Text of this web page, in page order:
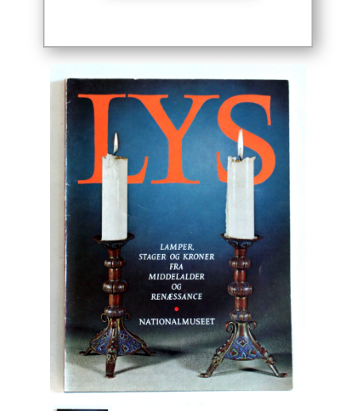
Drikkevare / Øl / Vin
Engelsk
Erhverv
Europa
Fantasy / Sciencefiction
Filosofi
Håndarbejde
Håndværk
Historie
Hobby